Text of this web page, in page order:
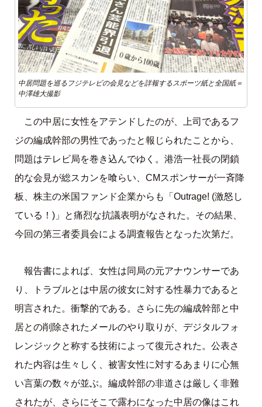
中居問題を巡るフジテレビの会見などを詳報するスポーツ紙と全国紙＝
中澤雄大撮影
この中居に女性をアテンドしたのが、上司であるフ
ジの編成幹部の男性であったと報じられたことから、
問題はテレビ局を巻き込んでゆく。港浩一社長の閉鎖
的な会見が総スカンを喰らい、CMスポンサーが一斉降
板、株主の米国ファンド企業からも「Outrage! (激怒し
ている！)」と痛烈な抗議表明がなされた。その結果、
今回の第三者委員会による調査報告となった次第だ。
報告書によれば、女性は同局の元アナウンサーであ
り、トラブルとは中居の彼女に対する性暴力であると
明言された。衝撃的である。さらに先の編成幹部と中
居との削除されたメールのやり取りが、デジタルフォ
レンジックと称する技術によって復元された。公表さ
れた内容は生々しく、被害女性に対するあまりに心無
い言葉の数々が並ぶ。編成幹部の非道さは厳しく非難
されたが、さらにそこで露わになった中居の像はこれ